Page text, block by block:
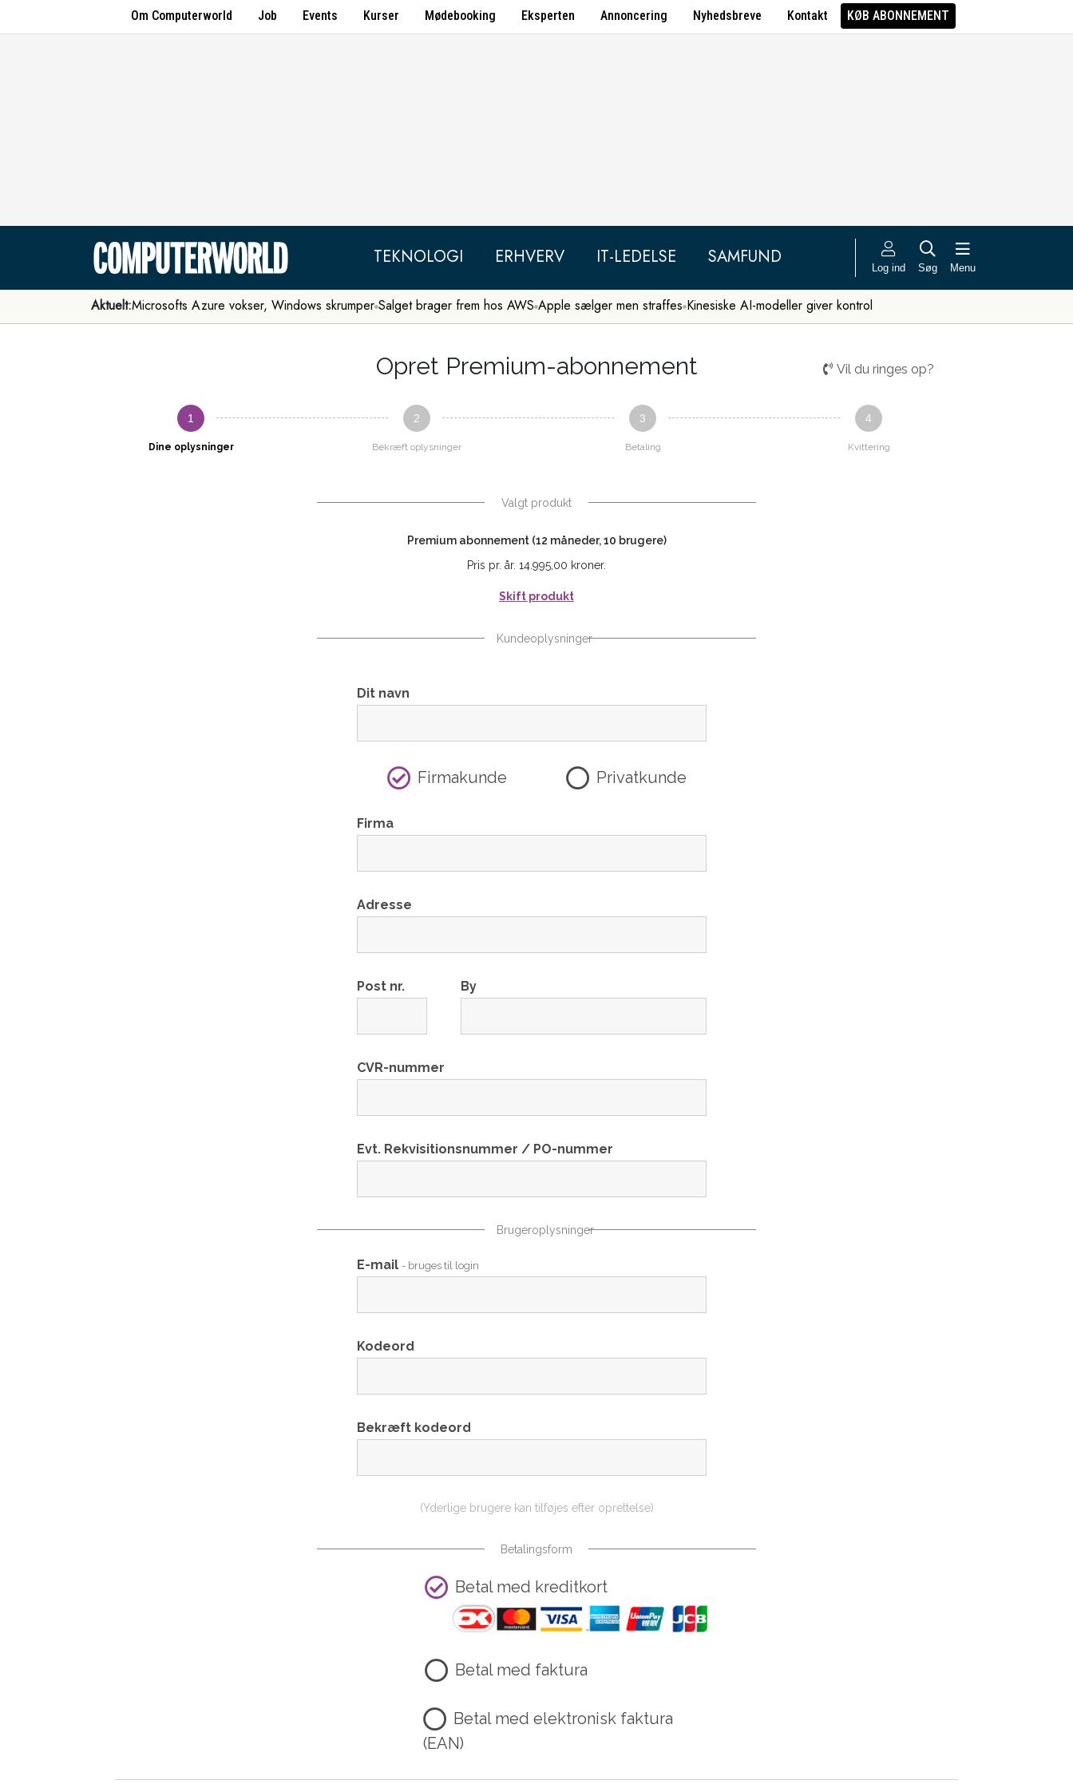
Om Computerworld Job Events Kurser Mødebooking Eksperten Annoncering Nyhedsbreve Kontakt KØB ABONNEMENT
TEKNOLOGI ERHVERV IT-LEDELSE SAMFUND Log ind Søg Menu
Aktuelt:Microsofts Azure vokser, Windows skrumper Salget brager frem hos AWS Apple sælger men straffes Kinesiske AI-modeller giver kontrol
Opret Premium-abonnement Vil du ringes op?
1
Dine oplysninger
2
Bekræft oplysninger
3
Betaling
4
Kvittering
Valgt produkt
Premium abonnement (12 måneder, 10 brugere)
Pris pr. år. 14.995,00 kroner.
Skift produkt
Kundeoplysninger
Dit navn
Firmakunde Privatkunde
Firma
Adresse
Post nr. By
CVR-nummer
Evt. Rekvisitionsnummer / PO-nummer
Brugeroplysninger
E-mail - bruges til login
Kodeord
Bekræft kodeord
(Yderlige brugere kan tilføjes efter oprettelse)
Betalingsform
Betal med kreditkort
Betal med faktura
Betal med elektronisk faktura
(EAN)